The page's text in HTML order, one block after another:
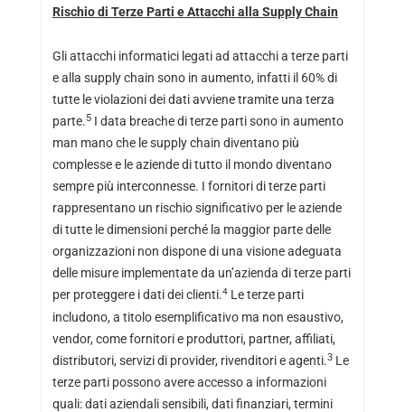
Rischio di Terze Parti e Attacchi alla Supply Chain
Gli attacchi informatici legati ad attacchi a terze parti
e alla supply chain sono in aumento, infatti il 60% di
tutte le violazioni dei dati avviene tramite una terza
parte.5I data breache di terze parti sono in aumento
man mano che le supply chain diventano più
complesse e le aziende di tutto il mondo diventano
sempre più interconnesse. I fornitori di terze parti
rappresentano un rischio significativo per le aziende
di tutte le dimensioni perché la maggior parte delle
organizzazioni non dispone di una visione adeguata
delle misure implementate da un’azienda di terze parti
per proteggere i dati dei clienti.4Le terze parti
includono, a titolo esemplificativo ma non esaustivo,
vendor, come fornitori e produttori, partner, affiliati,
distributori, servizi di provider, rivenditori e agenti.3Le
terze parti possono avere accesso a informazioni
quali: dati aziendali sensibili, dati finanziari, termini